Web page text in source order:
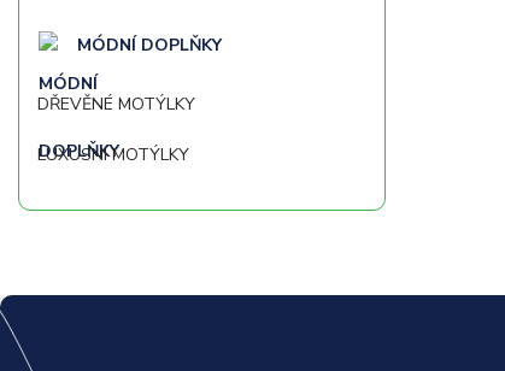
MÓDNÍ DOPLŇKY
DŘEVĚNÉ MOTÝLKY
LUXUSNÍ MOTÝLKY